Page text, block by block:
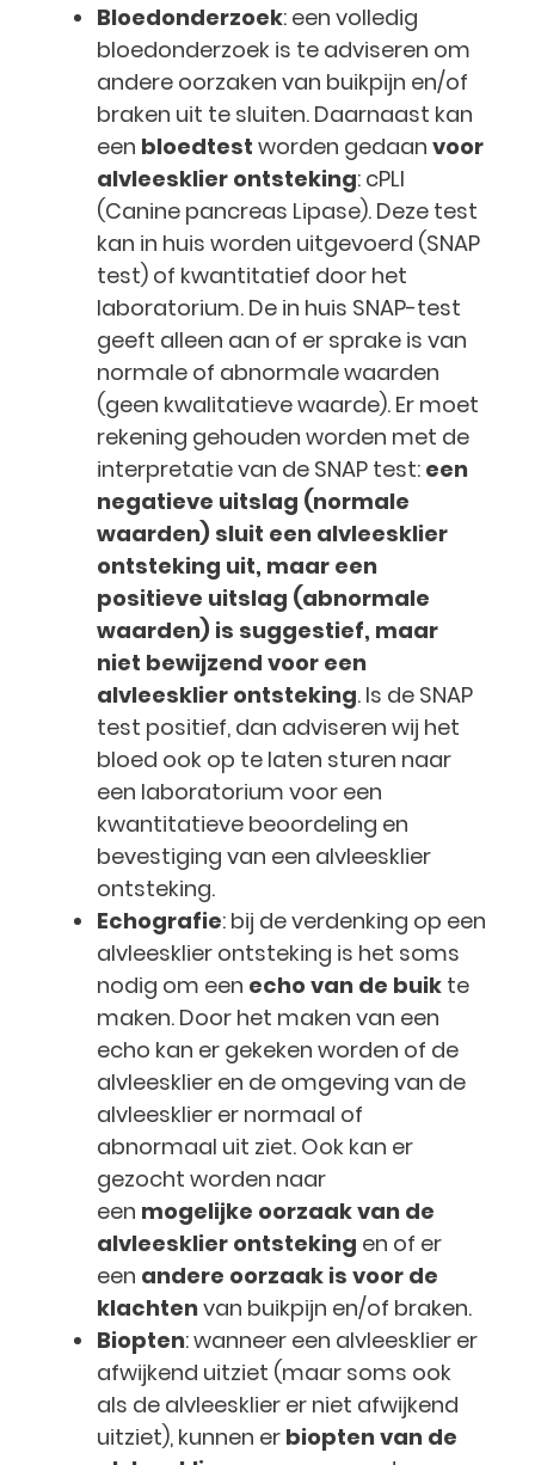
Bloedonderzoek: een volledig
bloedonderzoek is te adviseren om
andere oorzaken van buikpijn en/of
braken uit te sluiten. Daarnaast kan
een bloedtest worden gedaan voor
alvleesklier ontsteking: cPLI
(Canine pancreas Lipase). Deze test
kan in huis worden uitgevoerd (SNAP
test) of kwantitatief door het
laboratorium. De in huis SNAP-test
geeft alleen aan of er sprake is van
normale of abnormale waarden
(geen kwalitatieve waarde). Er moet
rekening gehouden worden met de
interpretatie van de SNAP test: een
negatieve uitslag (normale
waarden) sluit een alvleesklier
ontsteking uit, maar een
positieve uitslag (abnormale
waarden) is suggestief, maar
niet bewijzend voor een
alvleesklier ontsteking. Is de SNAP
test positief, dan adviseren wij het
bloed ook op te laten sturen naar
een laboratorium voor een
kwantitatieve beoordeling en
bevestiging van een alvleesklier
ontsteking.
Echografie: bij de verdenking op een
alvleesklier ontsteking is het soms
nodig om een echo van de buik te
maken. Door het maken van een
echo kan er gekeken worden of de
alvleesklier en de omgeving van de
alvleesklier er normaal of
abnormaal uit ziet. Ook kan er
gezocht worden naar
een mogelijke oorzaak van de
alvleesklier ontsteking en of er
een andere oorzaak is voor de
klachtenvan buikpijn en/of braken.
Biopten: wanneer een alvleesklier er
afwijkend uitziet (maar soms ook
als de alvleesklier er niet afwijkend
uitziet), kunnen er biopten van de